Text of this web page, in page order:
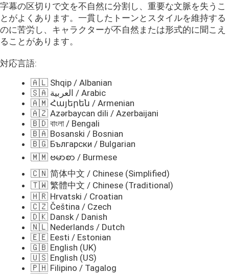
字幕の区切りで文を不自然に分割し、重要な文脈を失うこ
とがよくあります。一貫したトーンとスタイルを維持する
のに苦労し、キャラクターが不自然または形式的に聞こえ
ることがあります。
対応言語:
🇦🇱 Shqip / Albanian
🇸🇦 العربية / Arabic
🇦🇲 Հայերեն / Armenian
🇦🇿 Azərbaycan dili / Azerbaijani
🇧🇩 বাংলা / Bengali
🇧🇦 Bosanski / Bosnian
🇧🇬 Български / Bulgarian
🇲🇲 ဗမာစာ / Burmese
🇨🇳 简体中文 / Chinese (Simplified)
🇹🇼 繁體中文 / Chinese (Traditional)
🇭🇷 Hrvatski / Croatian
🇨🇿 Čeština / Czech
🇩🇰 Dansk / Danish
🇳🇱 Nederlands / Dutch
🇪🇪 Eesti / Estonian
🇬🇧 English (UK)
🇺🇸 English (US)
🇵🇭 Filipino / Tagalog